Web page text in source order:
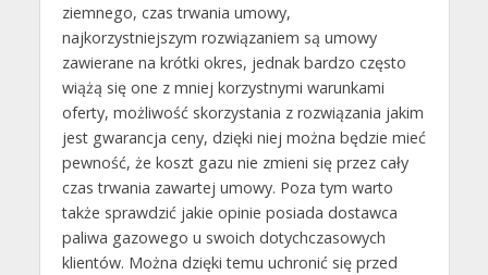
ziemnego, czas trwania umowy,
najkorzystniejszym rozwiązaniem są umowy
zawierane na krótki okres, jednak bardzo często
wiążą się one z mniej korzystnymi warunkami
oferty, możliwość skorzystania z rozwiązania jakim
jest gwarancja ceny, dzięki niej można będzie mieć
pewność, że koszt gazu nie zmieni się przez cały
czas trwania zawartej umowy. Poza tym warto
także sprawdzić jakie opinie posiada dostawca
paliwa gazowego u swoich dotychczasowych
klientów. Można dzięki temu uchronić się przed